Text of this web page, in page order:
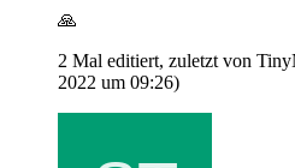
🙏
2 Mal editiert, zuletzt von
2022 um 09:26)